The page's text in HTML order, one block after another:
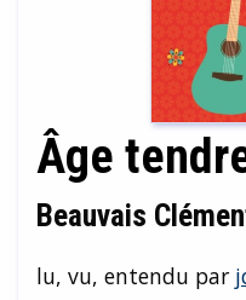
Âge
Beauvais
lu, vu, entendu par